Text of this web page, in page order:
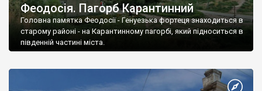
Феодосія. Пагорб Карантинний
Головна памятка Феодосії - Генуезька фортеця знаходиться в
старому районі - на Карантинному пагорбі, який підноситься в
південній частині міста.